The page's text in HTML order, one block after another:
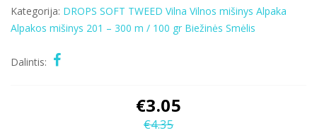
Kategorija: DROPS SOFT TWEED Vilna Vilnos mišinys Alpaka
Alpakos mišinys 201 – 300 m / 100 gr Biežinės Smėlis
Dalintis:
€3.05
€4.35